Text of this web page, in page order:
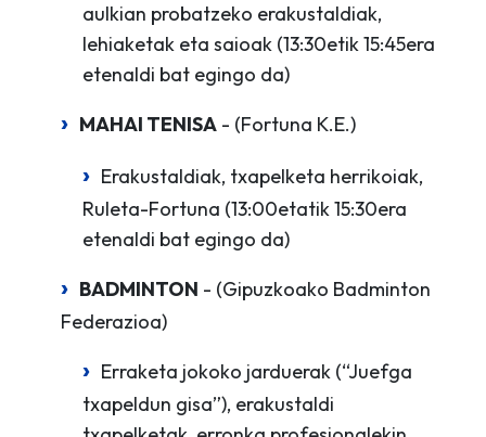
aulkian probatzeko erakustaldiak,
lehiaketak eta saioak (13:30etik 15:45era
etenaldi bat egingo da)
MAHAI TENISA - (Fortuna K.E.)
Erakustaldiak, txapelketa herrikoiak,
Ruleta-Fortuna (13:00etatik 15:30era
etenaldi bat egingo da)
BADMINTON - (Gipuzkoako Badminton
Federazioa)
Erraketa jokoko jarduerak (“Juefga
txapeldun gisa”), erakustaldi